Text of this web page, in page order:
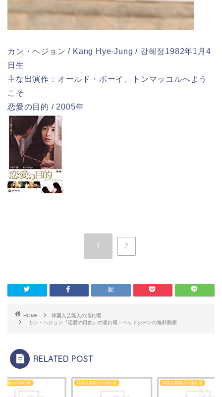
カン・ヘジョン / Kang Hye-Jung / 강혜정1982年1月4
日生
主な出演作：オールド・ボーイ、トンマッコルへよう
こそ
恋愛の目的 / 2005年
1 2
HOME
韓国人芸能人の濡れ場
カン・ヘジョン『恋愛の目的』の濡れ場・ベッドシーンの無料動画
RELATED POST
芸能人の濡れ場 韓国人芸能人の濡れ場 韓国人芸能人の濡れ場